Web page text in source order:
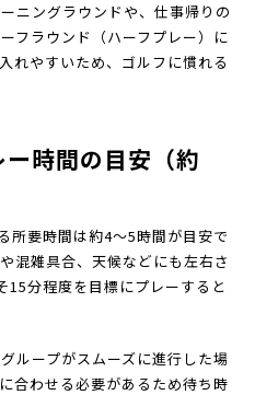
ニングラウンドや、仕事帰りの
フラウンド（ハーフプレー）に
れやすいため、ゴルフに慣れる
時間の目安（約
所要時間は約4〜5時間が目安で
混雑具合、天候などにも左右さ
15分程度を目標にプレーすると
ループがスムーズに進行した場
合わせる必要があるため待ち時